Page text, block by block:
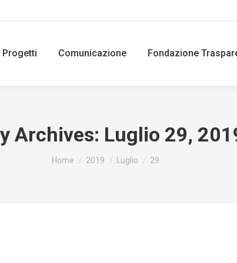
Progetti Comunicazione Fondazione
Archives: Luglio 29,
You are here:
Home 2019 Luglio 29